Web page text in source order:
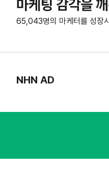
마케팅 감각을
65,043명의 마케터를 성장
NHN AD